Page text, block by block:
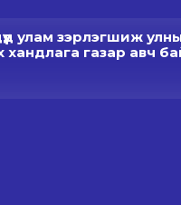
улам зэрлэгшиж
хандлага газар авч